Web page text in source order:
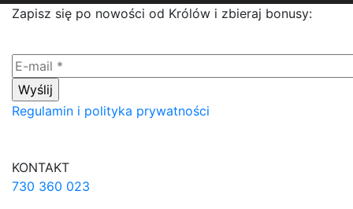
Zapisz się po nowości od Królów i zbieraj bonusy:
Regulamin i polityka prywatności
KONTAKT
730 360 023